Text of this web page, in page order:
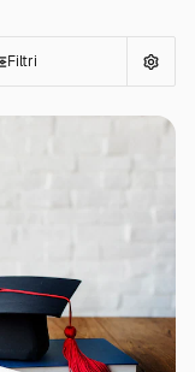
Filtri